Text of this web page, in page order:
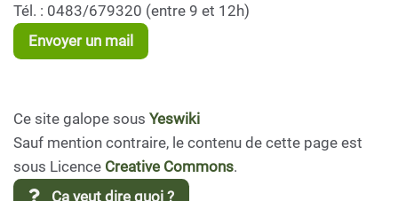
Tél. : 0483/679320 (entre 9 et 12h)
Envoyer un mail
Ce site galope sous Yeswiki
Sauf mention contraire, le contenu de cette page est
sous Licence Creative Commons.
Ça veut dire quoi ?